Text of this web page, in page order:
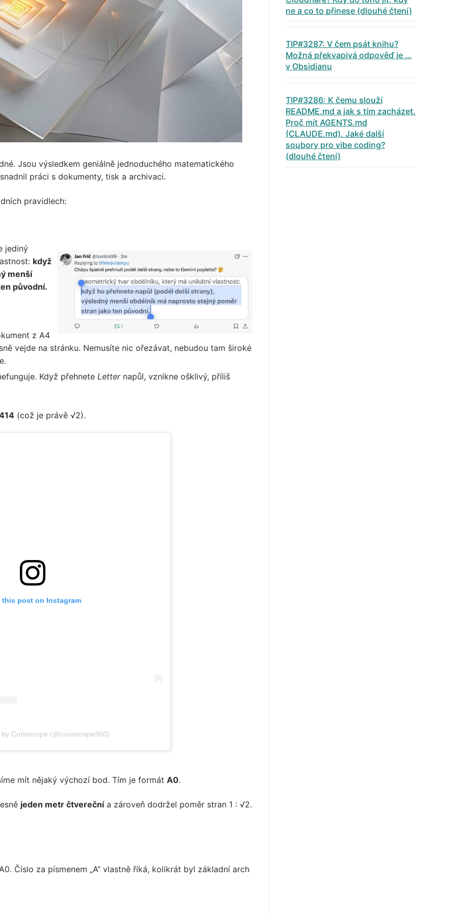
Jsou výsledkem geniálně jednoduchého matematického
práci s dokumenty, tisk a archivaci.
pravidlech:
jediný
když
menší
původní.
z A4
vejde na stránku. Nemusíte nic ořezávat, nebudou tam široké
Když přehnete Letternapůl, vznikne ošklivý, příliš
(což je právě √2).
this post on Instagram
Curioscope (@curioscope360)
mít nějaký výchozí bod. Tím je formát A0.
jeden metr čtverečnía zároveň dodržel poměr stran 1 : √2.
Číslo za písmenem „A“ vlastně říká, kolikrát byl základní arch
ne a co to přinese (dlouhé čtení)
TIP#3287: V čem psát knihu?
Možná překvapivá odpověď je …
v Obsidianu
TIP#3286: K čemu slouží
README.md a jak s tím zacházet.
Proč mít AGENTS.md
(CLAUDE.md). Jaké další
soubory pro vibe coding?
(dlouhé čtení)